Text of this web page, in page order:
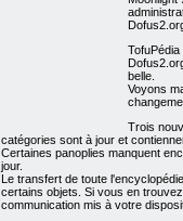
belle.
Voyons
Trois
catégories sont à jour et
Certaines panoplies manquent
jour.
Le transfert de toute
certains objets. Si vous en
communication mis à votre